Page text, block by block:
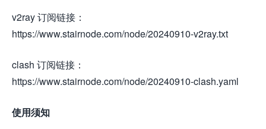
v2ray 订阅链接：
https://www.stairnode.com/node/20240910-v2ray.txt
clash 订阅链接：
https://www.stairnode.com/node/20240910-clash.yaml
使用须知